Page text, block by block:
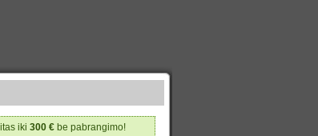
iki 300 € be pabrangimo!